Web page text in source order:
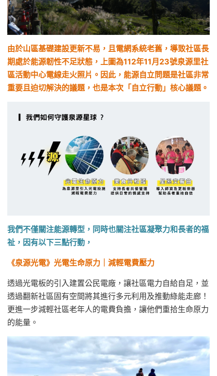
由於山區基礎建設更新不易，且電網系統老舊，導致社區長
期處於能源韌性不足狀態，上圖為112年11月23號泉源里社
區活動中心電線走火照片。因此，能源自立問題是社區非常
重要且迫切解決的議題，也是本次「自立行動」核心議題。
我們不僅關注能源轉型，同時也關注社區凝聚力和長者的福
祉，因有以下三點行動，
《泉源光電》 光電生命原力 減輕電費壓力
透過光電板的引入建置公民電廠，讓社區電力自給自足，並
透過翻新社區固有空間將其進行多元利用及推動綠能走廊！
更進一步減輕社區老年人的電費負擔，讓他們重拾生命原力
的能量。